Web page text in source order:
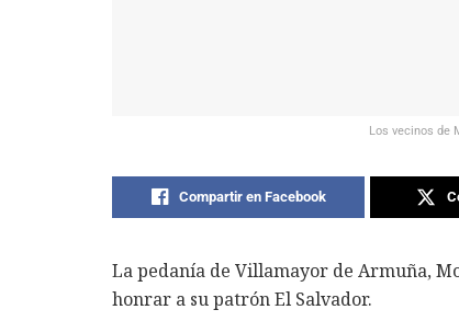
Los vecinos de
Compartir en Facebook
La pedanía de Villamayor de Armuña,
honrar a su patrón El Salvador.